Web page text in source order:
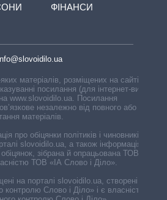
ФІНАНСИ
матеріалів, розміщених на сайті,
посилання (для інтернет-видань
www.slovoidilo.ua. Посилання
незалежно від повного або
матеріалів.
про обіцянки політиків і чиновників,
slovoidilo.ua, а також інформація про
зібрана й опрацьована ТОВ «ІА
ТОВ «ІА Слово і Діло».
на порталі slovoidilo.ua, створені ГО
Слово і Діло» і є власністю